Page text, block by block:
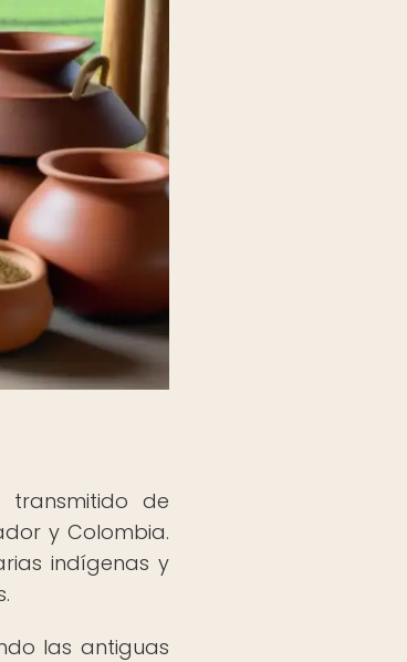
de
y Colombia.
indígenas y
las antiguas